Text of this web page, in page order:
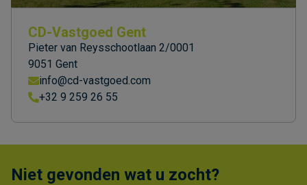
CD-Vastgoed Gent
Pieter van Reysschootlaan 2/0001
9051 Gent
info@cd-vastgoed.com
+32 9 259 26 55
Niet gevonden wat u zocht?